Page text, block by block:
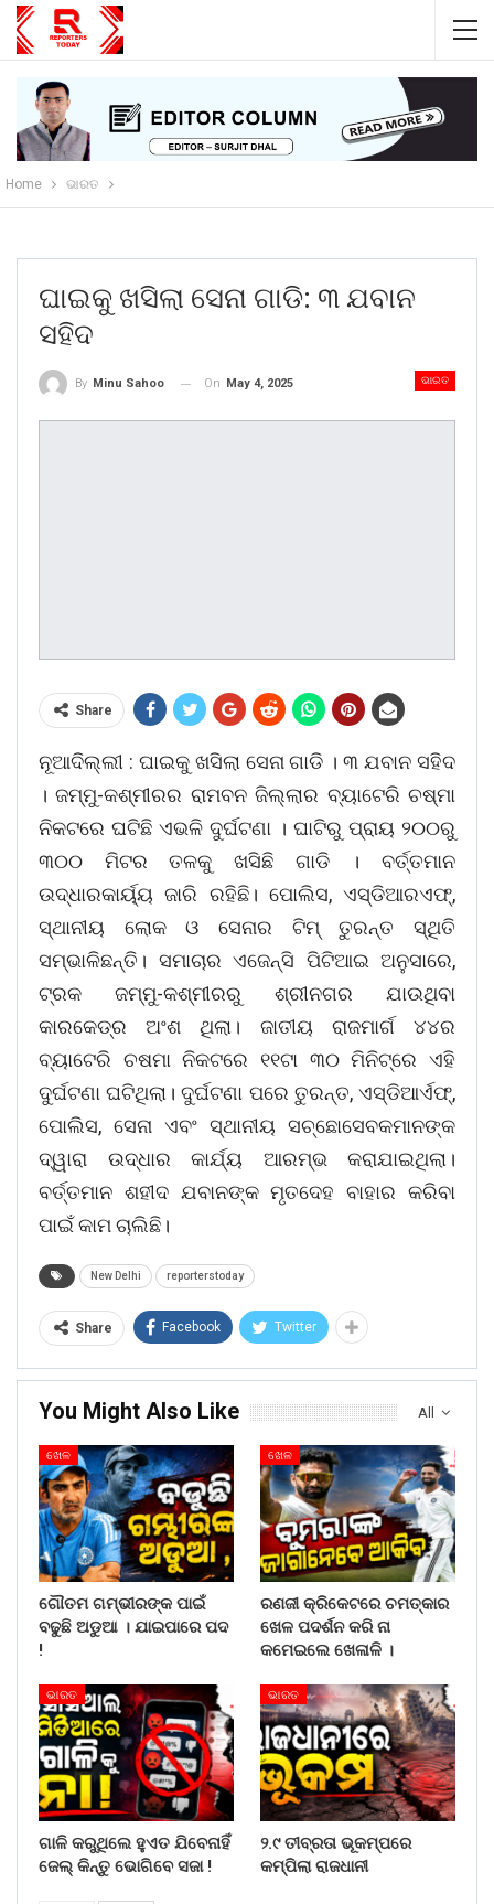
Home ଭାରତ
ଘାଇକୁ ଖସିଲା ସେନା ଗାଡି: ୩ ଯବାନ
ସହିଦ
ଭାରତ
By Minu Sahoo On May 4, 2025
Share
ନୂଆଦିଲ୍ଲୀ : ଘାଇକୁ ଖସିଲା ସେନା ଗାଡି । ୩ ଯବାନ ସହିଦ
। ଜମ୍ମୁ-କଶ୍ମୀରର ରାମବନ ଜିଲ୍ଲାର ବ୍ୟାଟେରି ଚଷ୍ମା
ନିକଟରେ ଘଟିଛି ଏଭଳି ଦୁର୍ଘଟଣା । ଘାଟିରୁ ପ୍ରାୟ ୨୦୦ରୁ
୩୦୦ ମିଟର ତଳକୁ ଖସିଛି ଗାଡି । ବର୍ତ୍ତମାନ
ଉଦ୍ଧାରକାର୍ୟ୍ୟ ଜାରି ରହିଛି। ପୋଲିସ, ଏସ୍ଡିଆରଏଫ୍,
ସ୍ଥାନୀୟ ଲୋକ ଓ ସେନାର ଟିମ୍ ତୁରନ୍ତ ସ୍ଥିତି
ସମ୍ଭାଳିଛନ୍ତି। ସମାଚାର ଏଜେନ୍ସି ପିଟିଆଇ ଅନୁସାରେ,
ଟ୍ରକ ଜମ୍ମୁ-କଶ୍ମୀରରୁ ଶ୍ରୀନଗର ଯାଉଥିବା
କାରକେଡ୍ର ଅଂଶ ଥିଲା। ଜାତୀୟ ରାଜମାର୍ଗ ୪୪ର
ବ୍ୟାଟେରି ଚଷମା ନିକଟରେ ୧୧ଟା ୩୦ ମିନିଟ୍ରେ ଏହି
ଦୁର୍ଘଟଣା ଘଟିଥିଲା। ଦୁର୍ଘଟଣା ପରେ ତୁରନ୍ତ, ଏସ୍ଡିଆର୍ଏଫ୍,
ପୋଲିସ, ସେନା ଏବଂ ସ୍ଥାନୀୟ ସଚ୍ଛୋସେବକମାନଙ୍କ
ଦ୍ୱାରା ଉଦ୍ଧାର କାର୍ଯ୍ୟ ଆରମ୍ଭ କରାଯାଇଥିଲା।
ବର୍ତ୍ତମାନ ଶହୀଦ ଯବାନଙ୍କ ମୃତଦେହ ବାହାର କରିବା
ପାଇଁ କାମ ଚାଲିଛି।
New Delhi reporterstoday
Share Facebook Twitter
All
You Might Also Like
ଖେଳ
ଗୌତମ ଗମ୍ଭୀରଙ୍କ ପାଇଁ
ବଢୁଛି ଅଡୁଆ । ଯାଇପାରେ ପଦ
!
ଖେଳ
ରଣଜୀ କ୍ରିକେଟରେ ଚମତ୍କାର
ଖେଳ ପଦର୍ଶନ କରି ନା
କମେଇଲେ ଖେଳାଳି ।
ଭାରତ
ଗାଳି କରୁଥିଲେ ହୁଏତ ଯିବେନାହିଁ
ଜେଲ୍ କିନ୍ତୁ ଭୋଗିବେ ସଜା !
ଭାରତ
୨.୯ ତୀବ୍ରତା ଭୂକମ୍ପରେ
କମ୍ପିଲା ରାଜଧାନୀ